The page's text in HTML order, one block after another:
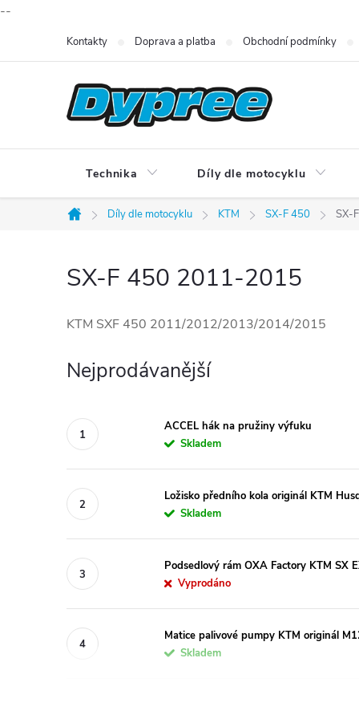
--
Kontakty Doprava a platba Obchodní podmínky
Technika Díly dle motocyklu
Domů
Díly dle motocyklu KTM SX-F 450 SX-
SX-F 450 2011-2015
KTM SXF 450 2011/2012/2013/2014/2015
Nejprodávanější
ACCEL hák na pružiny výfuku
Skladem
Ložisko předního kola originál KTM
Skladem
Podsedlový rám OXA Factory KTM SX
Vyprodáno
Matice palivové pumpy KTM originál
Skladem